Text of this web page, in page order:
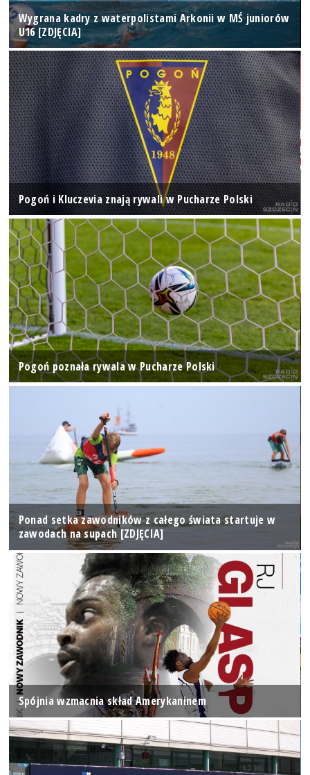
Wygrana kadry z waterpolistami Arkonii w MŚ juniorów
U16 [ZDJĘCIA]
Pogoń i Kluczevia znają rywali w Pucharze Polski
Pogoń poznała rywala w Pucharze Polski
Ponad setka zawodników z całego świata startuje w
zawodach na supach [ZDJĘCIA]
Spójnia wzmacnia skład Amerykaninem